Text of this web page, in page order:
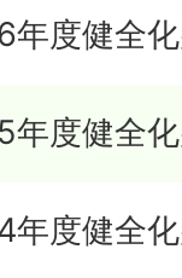
年度健全
年度健全
年度健全